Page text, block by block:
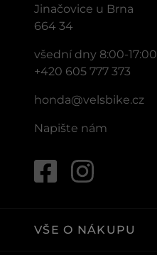
Jinačovice u Brna
664 34
všední dny 8:00-17:00
+420 605 777 373
honda@velsbike.cz
Napište nám
VŠE O NÁKUPU